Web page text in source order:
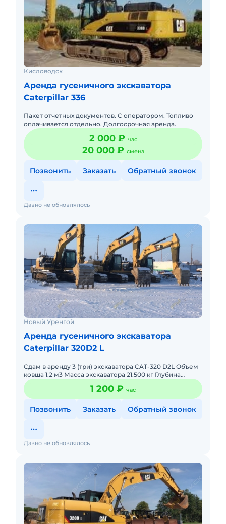
Кисловодск
Аренда гусеничного экскаватора
Caterpillar 336
Пакет отчетных документов. С оператором. Топливо
оплачивается отдельно. Долгосрочная аренда.
2 000 ₽ час
20 000 ₽ смена
Позвонить Заказать Обратный звонок
Давно не обновлялось
Новый Уренгой
Аренда гусеничного экскаватора
Caterpillar 320D2 L
Сдам в аренду 3 (три) экскаватора CAT-320 D2L Объем
ковша 1.2 м3 Масса экскаватора 21.500 кг Глубина
копания 6.690 мм Болотный ход широкие гусеницы
Цена за час
1 200 ₽ час
Позвонить Заказать Обратный звонок
Давно не обновлялось